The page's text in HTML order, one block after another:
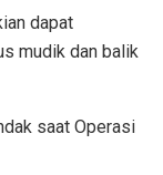
dapat
mudik dan balik
saat Operasi